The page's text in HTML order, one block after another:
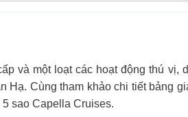
và một loạt các hoạt động thú vị,
Hạ. Cùng tham khảo chi tiết bảng
sao Capella Cruises.